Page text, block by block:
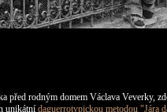
před rodným domem Václava Veverky,
unikátní daguerrotypickou metodou "Jára